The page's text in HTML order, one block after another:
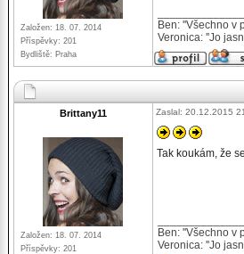
Založen: 18. 07. 2014
Příspěvky: 201
Bydliště: Praha
Ben: ''Všechno v
Veronica: ''Jo
Brittany11
Založen: 18. 07. 2014
Příspěvky: 201
Zaslal: 20.12.2015
Tak koukám, že
Ben: ''Všechno v
Veronica: ''Jo